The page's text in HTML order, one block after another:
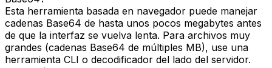
Esta herramienta basada en navegador puede manejar
cadenas Base64 de hasta unos pocos megabytes antes
de que la interfaz se vuelva lenta. Para archivos muy
grandes (cadenas Base64 de múltiples MB), use una
herramienta CLI o decodificador del lado del servidor.